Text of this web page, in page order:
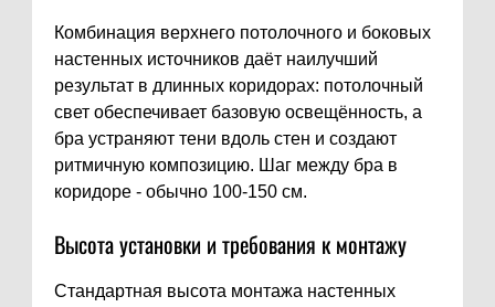
Комбинация верхнего потолочного и боковых
настенных источников даёт наилучший
результат в длинных коридорах: потолочный
свет обеспечивает базовую освещённость, а
бра устраняют тени вдоль стен и создают
ритмичную композицию. Шаг между бра в
коридоре - обычно 100-150 см.
Высота установки и требования к монтажу
Стандартная высота монтажа настенных